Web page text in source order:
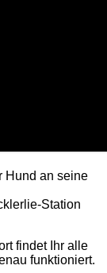
Hund an seine
Station
findet Ihr alle
funktioniert.